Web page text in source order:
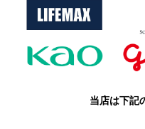
当店は下記